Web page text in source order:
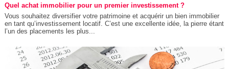
Quel achat immobilier pour un premier investissement ?
Vous souhaitez diversifier votre patrimoine et acquérir un bien immobilier
en tant qu’investissement locatif. C’est une excellente idée, la pierre étant
l’un des placements les plus...